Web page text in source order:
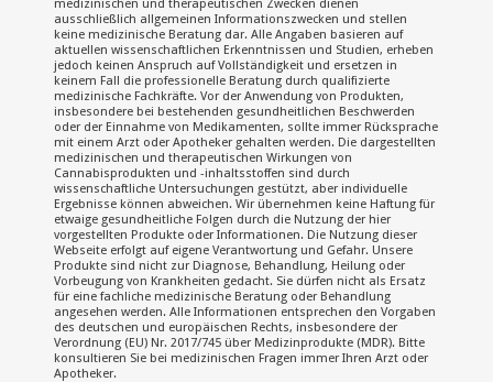
medizinischen und therapeutischen Zwecken dienen
ausschließlich allgemeinen Informationszwecken und stellen
keine medizinische Beratung dar. Alle Angaben basieren auf
aktuellen wissenschaftlichen Erkenntnissen und Studien, erheben
jedoch keinen Anspruch auf Vollständigkeit und ersetzen in
keinem Fall die professionelle Beratung durch qualifizierte
medizinische Fachkräfte. Vor der Anwendung von Produkten,
insbesondere bei bestehenden gesundheitlichen Beschwerden
oder der Einnahme von Medikamenten, sollte immer Rücksprache
mit einem Arzt oder Apotheker gehalten werden. Die dargestellten
medizinischen und therapeutischen Wirkungen von
Cannabisprodukten und -inhaltsstoffen sind durch
wissenschaftliche Untersuchungen gestützt, aber individuelle
Ergebnisse können abweichen. Wir übernehmen keine Haftung für
etwaige gesundheitliche Folgen durch die Nutzung der hier
vorgestellten Produkte oder Informationen. Die Nutzung dieser
Webseite erfolgt auf eigene Verantwortung und Gefahr. Unsere
Produkte sind nicht zur Diagnose, Behandlung, Heilung oder
Vorbeugung von Krankheiten gedacht. Sie dürfen nicht als Ersatz
für eine fachliche medizinische Beratung oder Behandlung
angesehen werden. Alle Informationen entsprechen den Vorgaben
des deutschen und europäischen Rechts, insbesondere der
Verordnung (EU) Nr. 2017/745 über Medizinprodukte (MDR). Bitte
konsultieren Sie bei medizinischen Fragen immer Ihren Arzt oder
Apotheker.